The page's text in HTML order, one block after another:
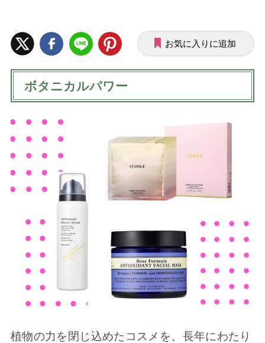
お気に入りに追加
ボタニカルパワー
植物の力を閉じ込めたコスメを、長年にわたり